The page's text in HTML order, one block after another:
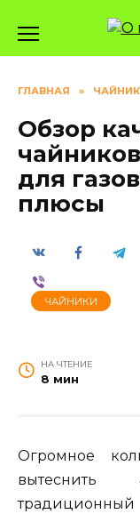
содержанию
ГЛАВНАЯ »
Обзор
для
плюсы
ЧАЙНИКИ
НА ЧТЕНИЕ
8 мин
Огромное